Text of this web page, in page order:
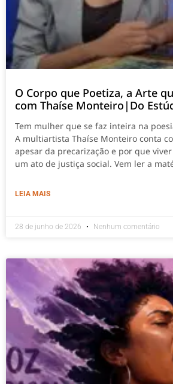
O Corpo que Poetiza, a Arte
com Thaíse Monteiro|Do
Tem mulher que se faz inteira na
A multiartista Thaíse Monteiro conta
apesar da precarização e por que
um ato de justiça social. Vem ler a
LEIA MAIS
28 de junho de 2026 Nenhum comentário